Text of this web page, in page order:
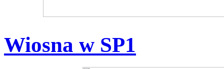
Wiosna w SP1